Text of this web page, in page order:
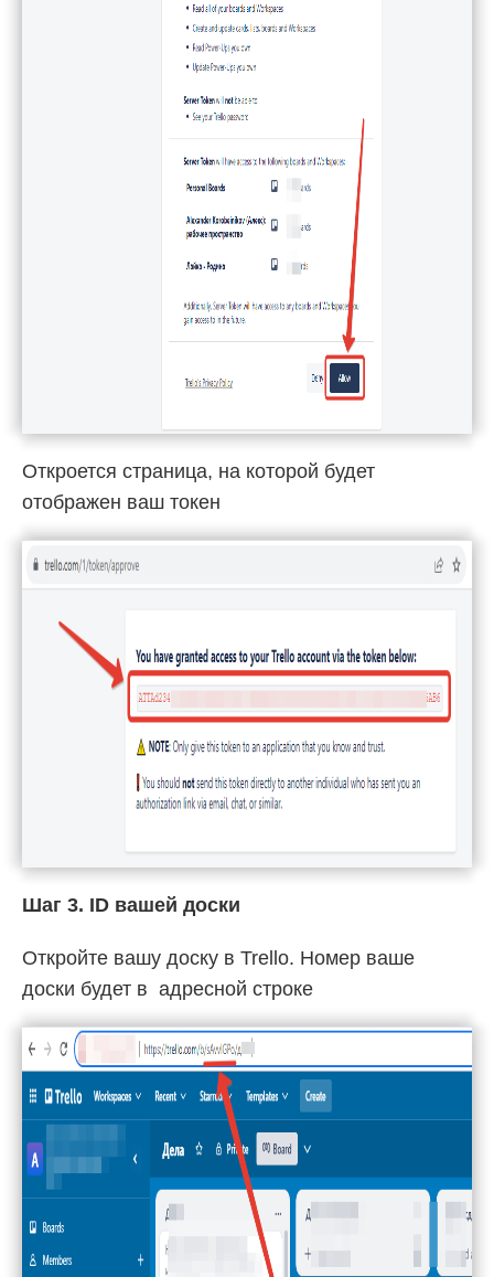
Откроется страница, на которой будет
отображен ваш токен
Шаг 3. ID вашей доски
Откройте вашу доску в Trello. Номер ваше
доски будет в адресной строке